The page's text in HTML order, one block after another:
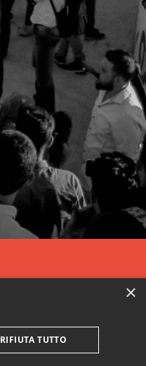
×
RIFIUTA TUTTO